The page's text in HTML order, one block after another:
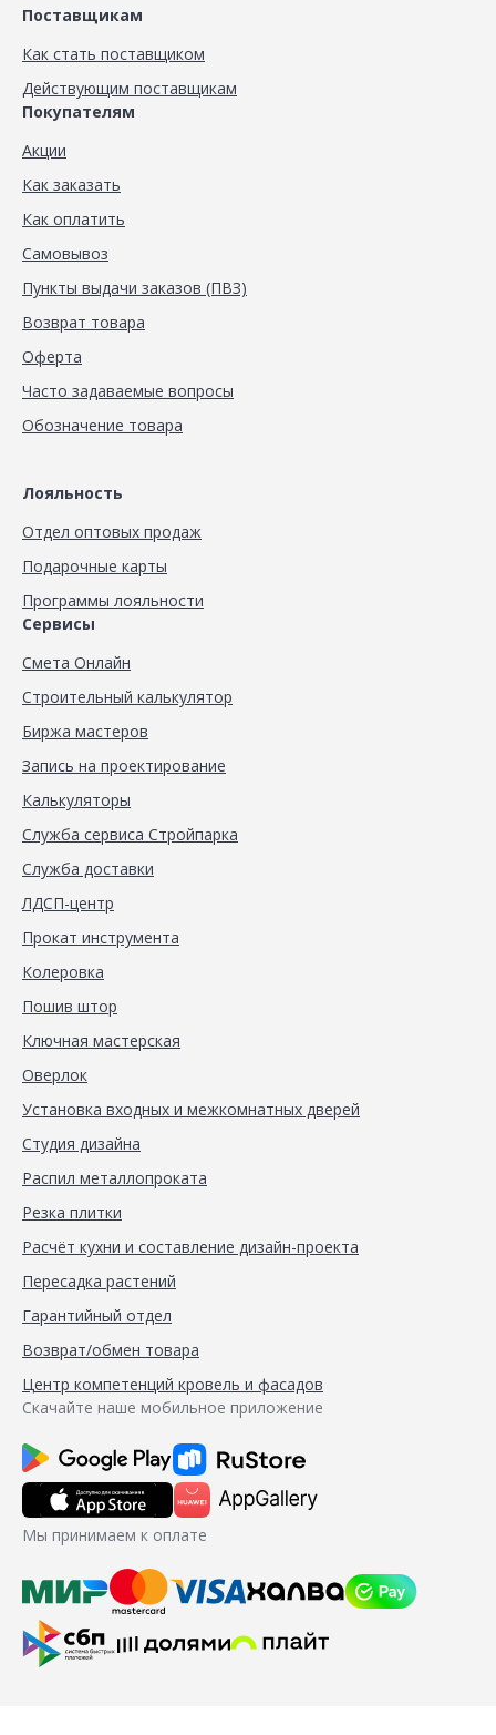
Поставщикам
Как стать поставщиком
Действующим поставщикам
Покупателям
Акции
Как заказать
Как оплатить
Самовывоз
Пункты выдачи заказов (ПВЗ)
Возврат товара
Оферта
Часто задаваемые вопросы
Обозначение товара
Лояльность
Отдел оптовых продаж
Подарочные карты
Программы лояльности
Сервисы
Смета Онлайн
Строительный калькулятор
Биржа мастеров
Запись на проектирование
Калькуляторы
Служба сервиса Стройпарка
Служба доставки
ЛДСП-центр
Прокат инструмента
Колеровка
Пошив штор
Ключная мастерская
Оверлок
Установка входных и межкомнатных дверей
Студия дизайна
Распил металлопроката
Резка плитки
Расчёт кухни и составление дизайн-проекта
Пересадка растений
Гарантийный отдел
Возврат/обмен товара
Центр компетенций кровель и фасадов
Скачайте наше мобильное приложение
Мы принимаем к оплате